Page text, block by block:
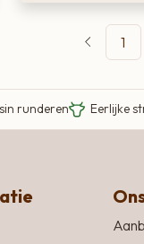
1
runderen Eerlijke